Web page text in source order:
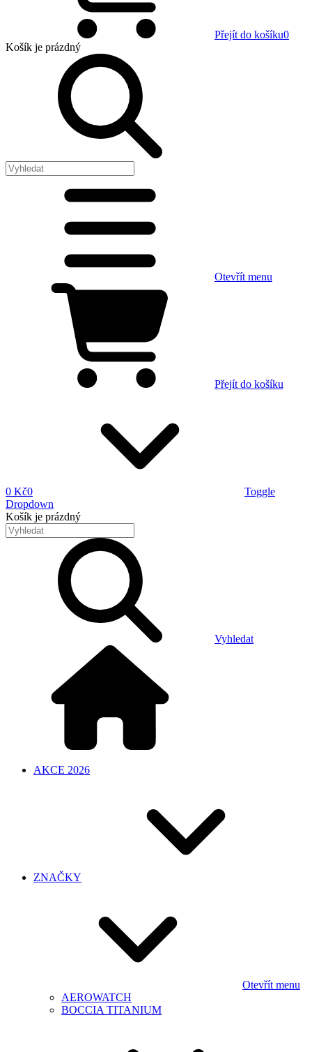
Přejít do košíku0
Košík je prázdný
Otevřít menu
Přejít do košíku
0 Kč0
Toggle
Dropdown
Košík je prázdný
Vyhledat
AKCE 2026
ZNAČKY
Otevřít menu
AEROWATCH
BOCCIA TITANIUM